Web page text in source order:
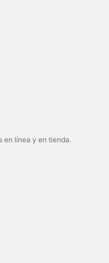
en línea y en tienda.